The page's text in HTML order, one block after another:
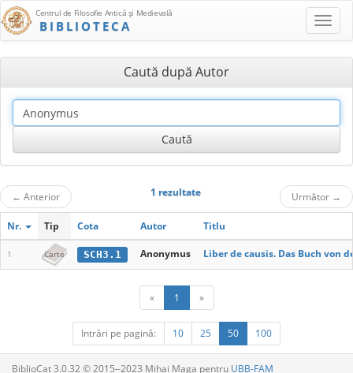
Centrul de Filosofie Antică şi Medievală
BIBLIOTECA
Caută după Autor
← Anterior 1 rezultate Următor →
Nr. Tip Cota Autor Titlu
1 Carte SCH3.1 Anonymus Liber de causis. Das Buch von
« 1 »
Intrări pe pagină: 10 25 50 100
BiblioCat 3.0.32 © 2015‒2023 Mihai Maga pentru UBB-FAM